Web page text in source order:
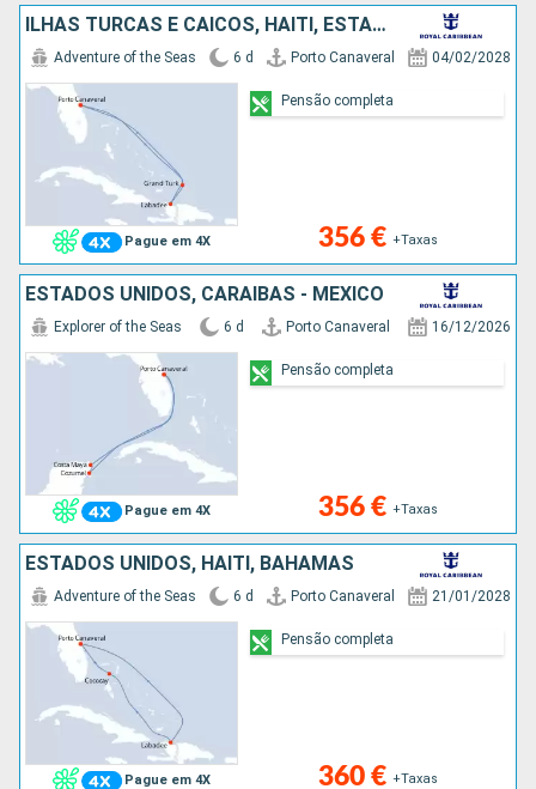
ILHAS TURCAS E CAICOS, HAITI, ESTADOS UNIDOS
Pague em 4X
Adventure of the Seas 6 d Porto Canaveral 04/02/2028
356 € +Taxas
Pensão completa
ESTADOS UNIDOS, CARAIBAS - MEXICO
Pague em 4X
Explorer of the Seas 6 d Porto Canaveral 16/12/2026
356 € +Taxas
Pensão completa
ESTADOS UNIDOS, HAITI, BAHAMAS
Pague em 4X
Adventure of the Seas 6 d Porto Canaveral 21/01/2028
360 € +Taxas
Pensão completa